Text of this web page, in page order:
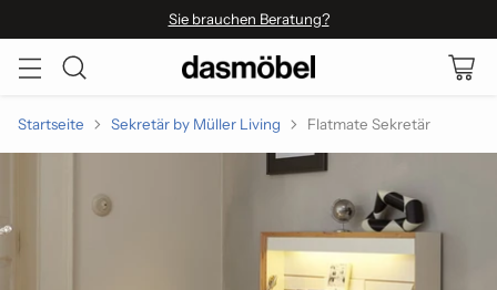
Sie brauchen Beratung?
Startseite Sekretär by Müller Living Flatmate Sekretär